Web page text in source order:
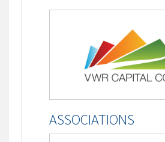
ASSOCIATIONS